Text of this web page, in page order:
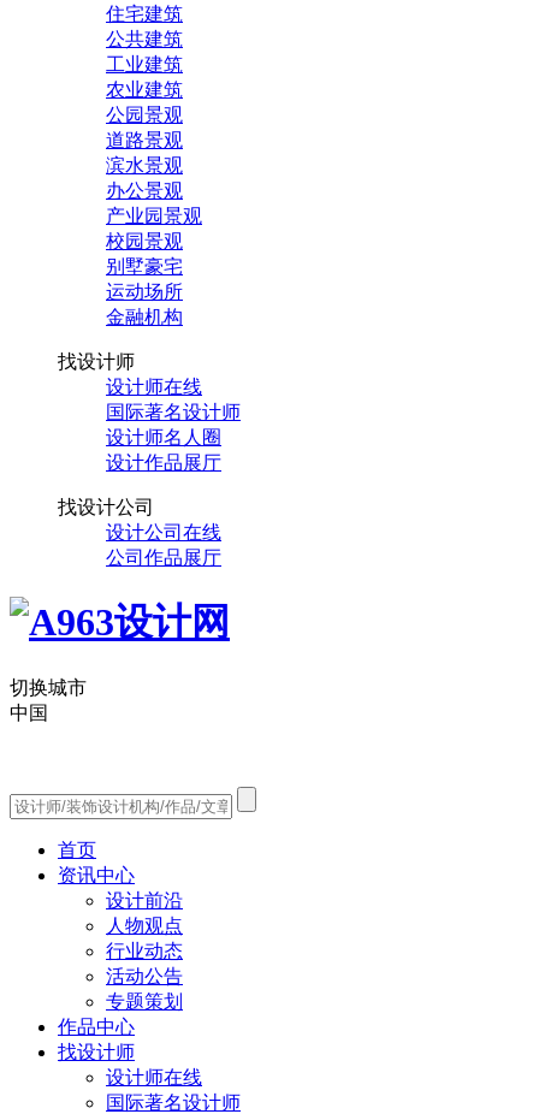
住宅建筑
公共建筑
工业建筑
农业建筑
公园景观
道路景观
滨水景观
办公景观
产业园景观
校园景观
别墅豪宅
运动场所
金融机构
找设计师
设计师在线
国际著名设计师
设计师名人圈
设计作品展厅
找设计公司
设计公司在线
公司作品展厅
切换城市
中国
首页
资讯中心
设计前沿
人物观点
行业动态
活动公告
专题策划
作品中心
找设计师
设计师在线
国际著名设计师